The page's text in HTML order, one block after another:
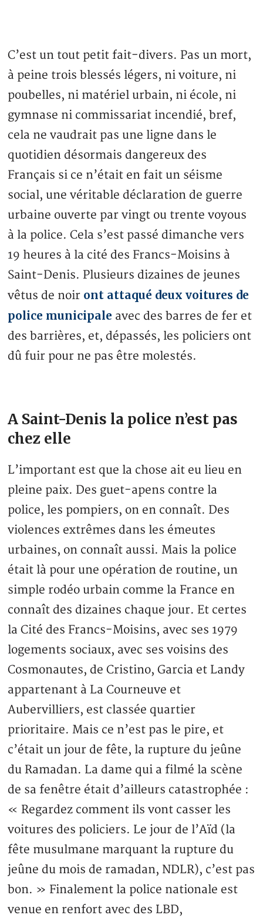
C’est un tout petit fait-divers. Pas un mort,
à peine trois blessés légers, ni voiture, ni
poubelles, ni matériel urbain, ni école, ni
gymnase ni commissariat incendié, bref,
cela ne vaudrait pas une ligne dans le
quotidien désormais dangereux des
Français si ce n’était en fait un séisme
social, une véritable déclaration de guerre
urbaine ouverte par vingt ou trente voyous
à la police. Cela s’est passé dimanche vers
19 heures à la cité des Francs-Moisins à
Saint-Denis. Plusieurs dizaines de jeunes
vêtus de noir ont attaqué deux voitures de
police municipale avec des barres de fer et
des barrières, et, dépassés, les policiers ont
dû fuir pour ne pas être molestés.
A Saint-Denis la police n’est pas
chez elle
L’important est que la chose ait eu lieu en
pleine paix. Des guet-apens contre la
police, les pompiers, on en connaît. Des
violences extrêmes dans les émeutes
urbaines, on connaît aussi. Mais la police
était là pour une opération de routine, un
simple rodéo urbain comme la France en
connaît des dizaines chaque jour. Et certes
la Cité des Francs-Moisins, avec ses 1979
logements sociaux, avec ses voisins des
Cosmonautes, de Cristino, Garcia et Landy
appartenant à La Courneuve et
Aubervilliers, est classée quartier
prioritaire. Mais ce n’est pas le pire, et
c’était un jour de fête, la rupture du jeûne
du Ramadan. La dame qui a filmé la scène
de sa fenêtre était d’ailleurs catastrophée :
« Regardez comment ils vont casser les
voitures des policiers. Le jour de l’Aïd (la
fête musulmane marquant la rupture du
jeûne du mois de ramadan, NDLR), c’est pas
bon. » Finalement la police nationale est
venue en renfort avec des LBD,